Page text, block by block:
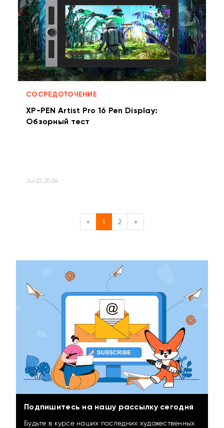
СОСРЕДОТОЧЕНИЕ
XP-PEN Artist Pro 16 Pen Display:
Обзорный тест
Jul 22,2024
« 1 2 »
Подпишитесь на нашу рассылку сегодня
Будьте в курсе наших последних художественных